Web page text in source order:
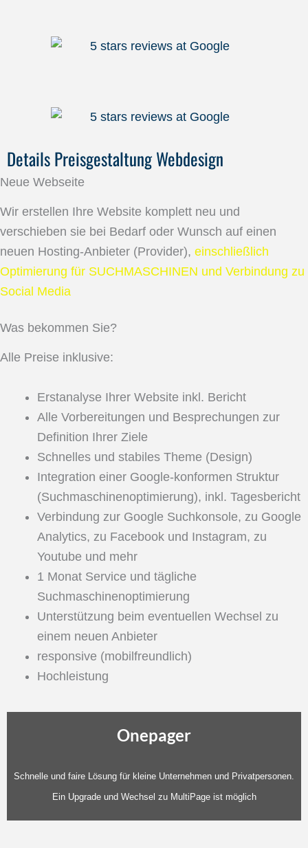
Details Preisgestaltung Webdesign
Neue Webseite
Wir erstellen Ihre Website komplett neu und
verschieben sie bei Bedarf oder Wunsch auf einen
neuen Hosting-Anbieter (Provider), einschließlich
Optimierung für SUCHMASCHINEN und Verbindung zu
Social Media
Was bekommen Sie?
Alle Preise inklusive:
Erstanalyse Ihrer Website inkl. Bericht
Alle Vorbereitungen und Besprechungen zur
Definition Ihrer Ziele
Schnelles und stabiles Theme (Design)
Integration einer Google-konformen Struktur
(Suchmaschinenoptimierung), inkl. Tagesbericht
Verbindung zur Google Suchkonsole, zu Google
Analytics, zu Facebook und Instagram, zu
Youtube und mehr
1 Monat Service und tägliche
Suchmaschinenoptimierung
Unterstützung beim eventuellen Wechsel zu
einem neuen Anbieter
responsive (mobilfreundlich)
Hochleistung
Onepager
Schnelle und faire Lösung für kleine Unternehmen und Privatpersonen.
Ein Upgrade und Wechsel zu MultiPage ist möglich